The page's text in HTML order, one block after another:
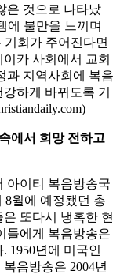
은 것으로 나타났
에 불만을 느끼며
회가 주어진다면
카 사회에서 교회
과 지역사회에 복음
하게 바뀌도록 기
에서 희망 전하고
아이티 복음방송국
8월에 예정됐던 총
또다시 냉혹한 현
들에게 복음방송은
1950년에 미국인
음방송은 2004년